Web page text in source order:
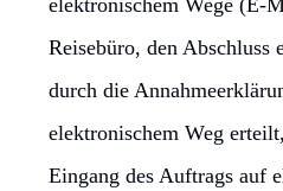
elektronischem Wege (E-
Reisebüro, den Abschluss
durch die
elektronischem Weg
Eingang des Auftrags auf